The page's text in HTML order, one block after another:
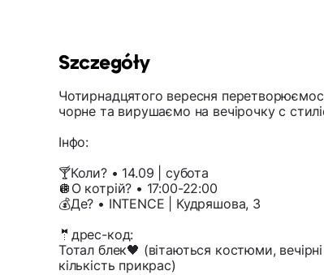
Szczegóły
Чотирнадцятого вересня
чорне та вирушаємо на вечірочку с
Інфо:
🍸Коли? • 14.09 | субота
🪩О котрій? • 17:00-22:00
💰Де? • INTENCE | Кудряшова, 3
🤵дрес-код:
Тотал блек🖤 (вітаються костюми,
кількість прикрас)